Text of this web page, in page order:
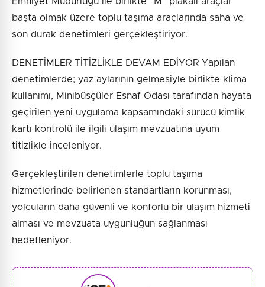
başta olmak üzere toplu taşıma araçlarında saha ve
son durak denetimleri gerçekleştiriyor.
DENETİMLER TİTİZLİKLE DEVAM EDİYOR Yapılan
denetimlerde; yaz aylarının gelmesiyle birlikte klima
kullanımı, Minibüsçüler Esnaf Odası tarafından hayata
geçirilen yeni uygulama kapsamındaki sürücü kimlik
kartı kontrolü ile ilgili ulaşım mevzuatına uyum
titizlikle inceleniyor.
Gerçekleştirilen denetimlerle toplu taşıma
hizmetlerinde belirlenen standartların korunması,
yolcuların daha güvenli ve konforlu bir ulaşım hizmeti
alması ve mevzuata uygunluğun sağlanması
hedefleniyor.